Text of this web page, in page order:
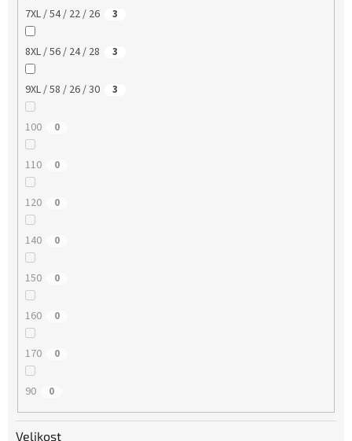
7XL / 54 / 22 / 26 3
8XL / 56 / 24 / 28 3
9XL / 58 / 26 / 30 3
100 0
110 0
120 0
140 0
150 0
160 0
170 0
90 0
Velikost